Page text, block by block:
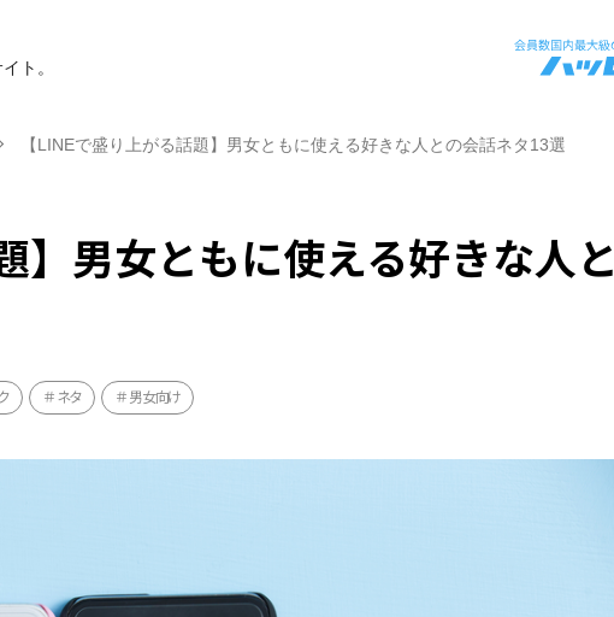
ト。
【LINEで盛り上がる話題】男女ともに使える好きな人との会話ネタ13選
】男女ともに使える好きな人と
ネタ 男女向け